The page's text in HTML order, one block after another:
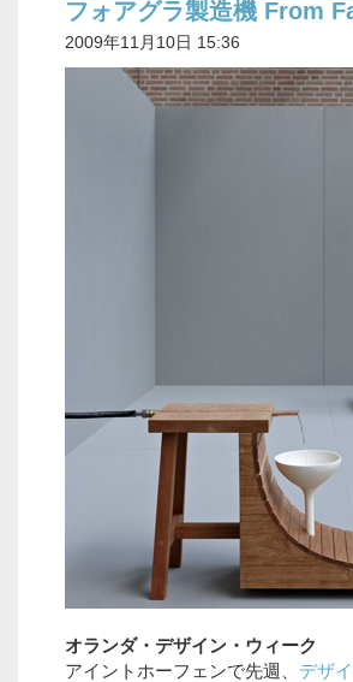
フォアグラ製造機 From
2009年11月10日 15:36
オランダ・デザイン・ウィーク
アイントホーフェンで先週、 デザ